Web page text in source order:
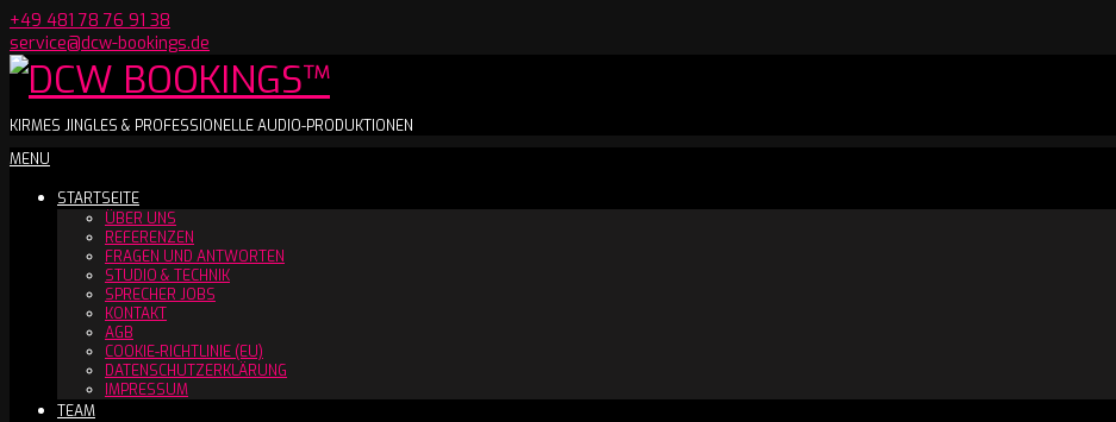
Skip
to
content
+49 481 78 76 91 38
service@dcw-bookings.de
DCW
BOOKINGS™
KIRMES JINGLES & PROFESSIONELLE AUDIO-PRODUKTIONEN
Secondary
Menu
MENU
STARTSEITE
ÜBER UNS
REFERENZEN
FRAGEN UND ANTWORTEN
STUDIO & TECHNIK
SPRECHER JOBS
KONTAKT
AGB
COOKIE-RICHTLINIE (EU)
DATENSCHUTZERKLÄRUNG
IMPRESSUM
TEAM